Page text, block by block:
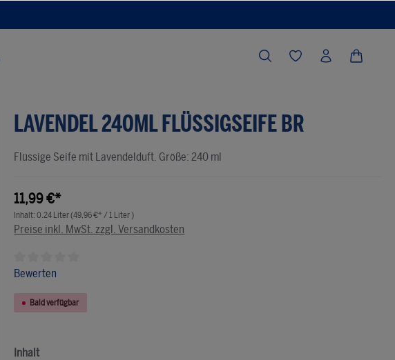
LAVENDEL 240ML FLÜSSIGSEIFE BR
Flüssige Seife mit Lavendelduft. Größe: 240 ml
11,99 €*
Inhalt:0.24 Liter(49,96 €* / 1 Liter )
Preise inkl. MwSt. zzgl. Versandkosten
Durchschnittliche Bewertung von 0 von 5 Sternen
Bewerten
Bald verfügbar
Inhalt